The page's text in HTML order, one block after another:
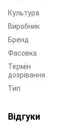
Культура
Виробник
Бренд
Фасовка
Термін
дозрівання
Тип
Відгуки